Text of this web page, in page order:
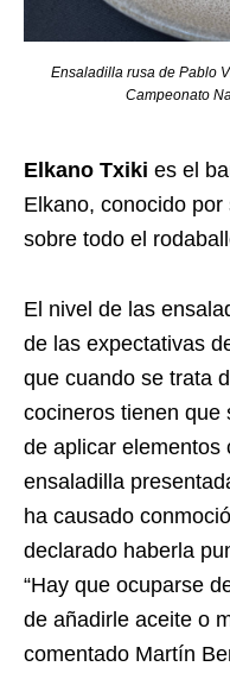
Ensaladilla rusa de Pablo
Campeonato
Elkano Txiki es el
Elkano, conocido
sobre todo el
El nivel de las
de las expectativas
que cuando se trata
cocineros tienen que
de aplicar elementos
ensaladilla
ha causado
declarado haberla
“Hay que ocuparse
de añadirle aceite o
comentado Martín